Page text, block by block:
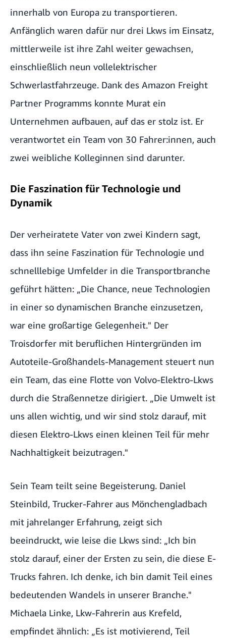
innerhalb von Europa zu transportieren.
Anfänglich waren dafür nur drei Lkws im Einsatz,
mittlerweile ist ihre Zahl weiter gewachsen,
einschließlich neun vollelektrischer
Schwerlastfahrzeuge. Dank des Amazon Freight
Partner Programms konnte Murat ein
Unternehmen aufbauen, auf das er stolz ist. Er
verantwortet ein Team von 30 Fahrer:innen, auch
zwei weibliche Kolleginnen sind darunter.
Die Faszination für Technologie und
Dynamik
Der verheiratete Vater von zwei Kindern sagt,
dass ihn seine Faszination für Technologie und
schnelllebige Umfelder in die Transportbranche
geführt hätten: „Die Chance, neue Technologien
in einer so dynamischen Branche einzusetzen,
war eine großartige Gelegenheit." Der
Troisdorfer mit beruflichen Hintergründen im
Autoteile-Großhandels-Management steuert nun
ein Team, das eine Flotte von Volvo-Elektro-Lkws
durch die Straßennetze dirigiert. „Die Umwelt ist
uns allen wichtig, und wir sind stolz darauf, mit
diesen Elektro-Lkws einen kleinen Teil für mehr
Nachhaltigkeit beizutragen."
Sein Team teilt seine Begeisterung. Daniel
Steinbild, Trucker-Fahrer aus Mönchengladbach
mit jahrelanger Erfahrung, zeigt sich
beeindruckt, wie leise die Lkws sind: „Ich bin
stolz darauf, einer der Ersten zu sein, die diese E-
Trucks fahren. Ich denke, ich bin damit Teil eines
bedeutenden Wandels in unserer Branche."
Michaela Linke, Lkw-Fahrerin aus Krefeld,
empfindet ähnlich: „Es ist motivierend, Teil